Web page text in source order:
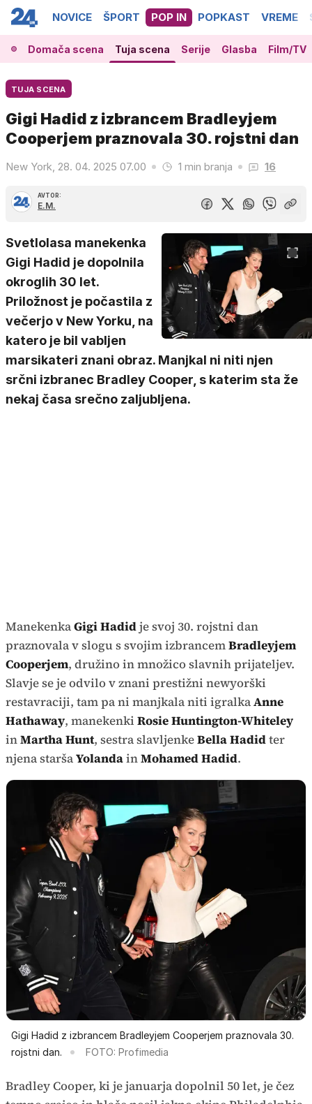
NOVICE ŠPORT POP IN POPKAST VREME
Domača scena Tuja scena Serije Glasba Film/TV
TUJA SCENA
Gigi Hadid z izbrancem Bradleyjem
Cooperjem praznovala 30. rojstni dan
New York, 28. 04. 2025 07.00 1 min branja 16
AVTOR:
E.M.
Svetlolasa manekenka
Gigi Hadid je dopolnila
okroglih 30 let.
Priložnost je počastila z
večerjo v New Yorku, na
katero je bil vabljen
marsikateri znani obraz. Manjkal ni niti njen
srčni izbranec Bradley Cooper, s katerim sta že
nekaj časa srečno zaljubljena.
ManekenkaGigi Hadidje svoj 30. rojstni dan
praznovala v slogu s svojim izbrancemBradleyjem
Cooperjem, družino in množico slavnih prijateljev.
Slavje se je odvilo v znani prestižni newyorški
restavraciji, tam pa ni manjkala niti igralkaAnne
Hathaway, manekenki Rosie Huntington-Whiteley
inMartha Hunt, sestra slavljenkeBella Hadidter
njena staršaYolandainMohamed Hadid.
Gigi Hadid z izbrancem Bradleyjem Cooperjem praznovala 30.
rojstni dan.
FOTO: Profimedia
Bradley Cooper, ki je januarja dopolnil 50 let, je čez